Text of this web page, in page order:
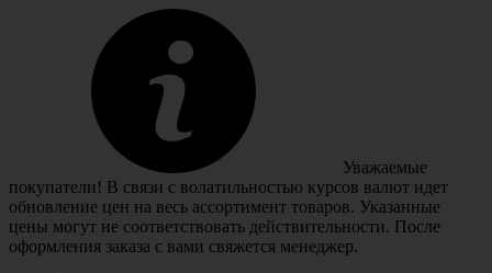
Уважаемые
покупатели! В связи с волатильностью курсов валют идет
обновление цен на весь ассортимент товаров. Указанные
цены могут не соответствовать действительности. После
оформления заказа с вами свяжется менеджер.